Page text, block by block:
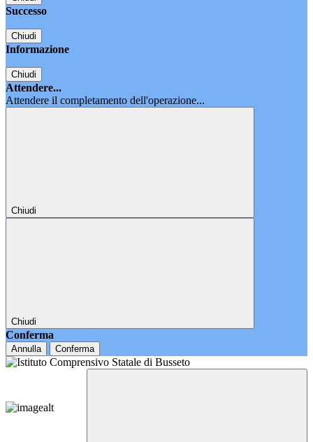
Successo
Chiudi
Informazione
Chiudi
Attendere...
Attendere il completamento dell'operazione...
Chiudi
Chiudi
Conferma
Annulla Conferma